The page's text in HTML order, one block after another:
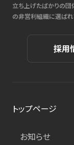
立ち上げたばかりの
の非営利組織に選ばれ
採用
トップページ
お知らせ